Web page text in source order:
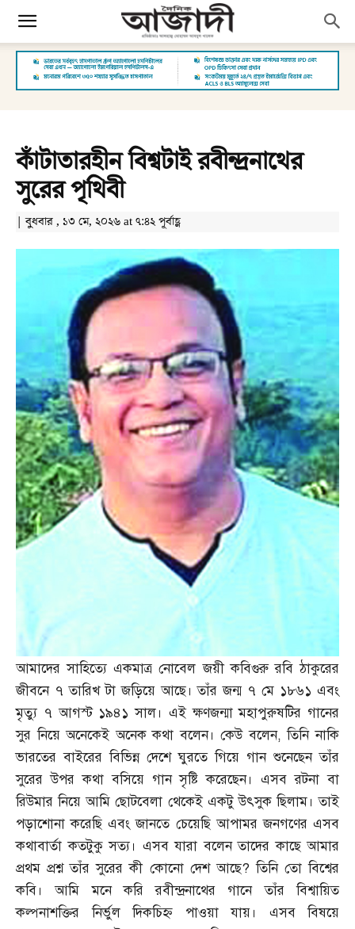
কাঁটাতারহীন বিশ্বটাই রবীন্দ্রনাথের
সুরের পৃথিবী
| বুধবার , ১৩ মে, ২০২৬ at ৭:৪২ পূর্বাহ্ণ
আমাদের সাহিত্যে একমাত্র নোবেল জয়ী কবিগুরু রবি ঠাকুরের
জীবনে ৭ তারিখ টা জড়িয়ে আছে। তাঁর জন্ম ৭ মে ১৮৬১ এবং
মৃত্যু ৭ আগস্ট ১৯৪১ সাল। এই ক্ষণজন্মা মহাপুরুষটির গানের
সুর নিয়ে অনেকেই অনেক কথা বলেন। কেউ বলেন,তিনি নাকি
ভারতের বাইরের বিভিন্ন দেশে ঘুরতে গিয়ে গান শুনেছেন তাঁর
সুরের উপর কথা বসিয়ে গান সৃষ্টি করেছেন। এসব রটনা বা
রিউমার নিয়ে আমি ছোটবেলা থেকেই একটু উৎসুক ছিলাম। তাই
পড়াশোনা করেছি এবং জানতে চেয়েছি আপামর জনগণের এসব
কথাবার্তা কতটুকু সত্য। এসব যারা বলেন তাদের কাছে আমার
প্রথম প্রশ্ন তাঁর সুরের কী কোনো দেশ আছে?তিনি তো বিশ্বের
কবি। আমি মনে করি রবীন্দ্রনাথের গানে তাঁর বিশ্বায়িত
কল্পনাশক্তির নির্ভুল দিকচিহ্ন পাওয়া যায়। এসব বিষয়ে